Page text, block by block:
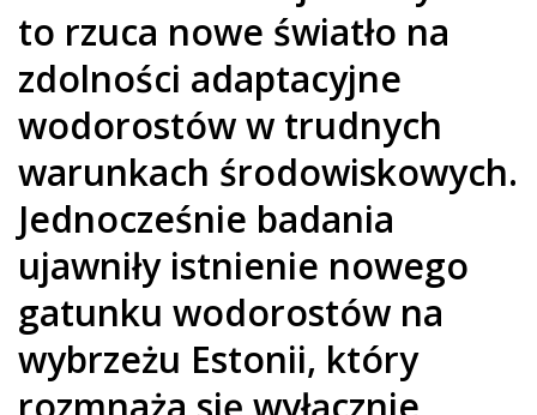
to rzuca nowe światło na
zdolności adaptacyjne
wodorostów w trudnych
warunkach środowiskowych.
Jednocześnie badania
ujawniły istnienie nowego
gatunku wodorostów na
wybrzeżu Estonii, który